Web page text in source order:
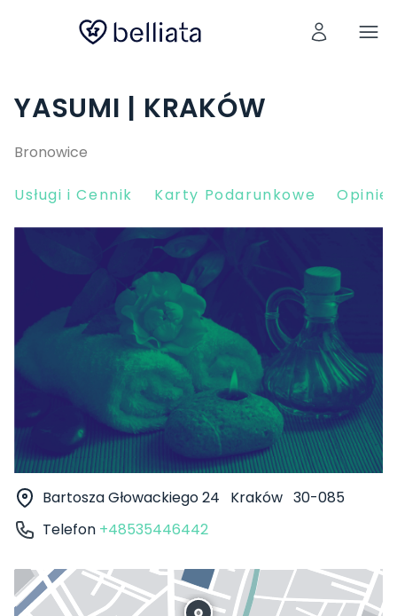
YASUMI | KRAKÓW
Bronowice
Usługi i Cennik Karty Podarunkowe Opinie
Bartosza Głowackiego 24 Kraków 30-085
Telefon +48535446442